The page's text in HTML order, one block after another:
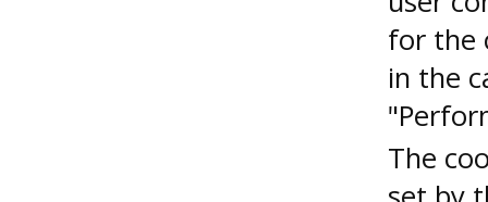
for the
in the
The